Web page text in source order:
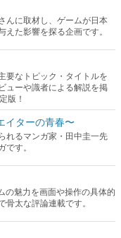
んに取材し、ゲームが日本
た影響を探る企画です。
要なトピック・タイトルを
ューや識者による解説を掲
版！
イターの青春〜
れるマンガ家・田中圭一先
す。
の魅力を画面や操作の具体的
太な評論連載です。